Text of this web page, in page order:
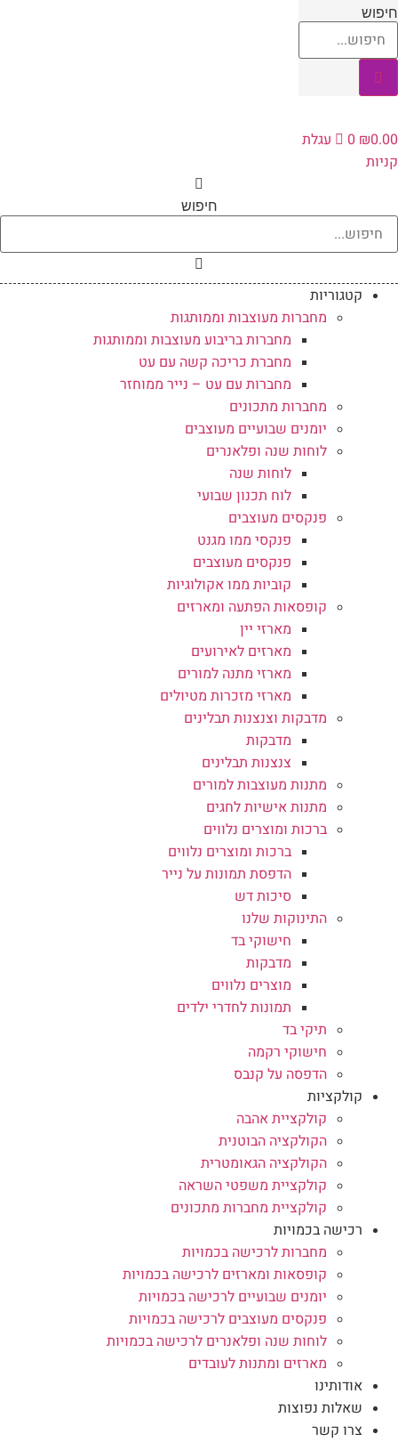
₪
0
עגלת
חיפוש
קטגוריות
מחברות מעוצבות וממותגות
מחברות בריבוע מעוצבות וממותגות
מחברת כריכה קשה עם עט
מחברות עם עט – נייר ממוחזר
מחברות מתכונים
יומנים שבועיים מעוצבים
לוחות שנה ופלאנרים
לוחות שנה
לוח תכנון שבועי
פנקסים מעוצבים
פנקסי ממו מגנט
פנקסים מעוצבים
קוביות ממו אקולוגיות
קופסאות הפתעה ומארזים
מארזי יין
מארזים לאירועים
מארזי מתנה למורים
מארזי מזכרות מטיולים
מדבקות וצנצנות תבלינים
מדבקות
צנצנות תבלינים
מתנות מעוצבות למורים
מתנות אישיות לחגים
ברכות ומוצרים נלווים
ברכות ומוצרים נלווים
הדפסת תמונות על נייר
סיכות דש
התינוקות שלנו
חישוקי בד
מדבקות
מוצרים נלווים
תמונות לחדרי ילדים
תיקי בד
חישוקי רקמה
הדפסה על קנבס
קולקציות
קולקציית אהבה
הקולקציה הבוטנית
הקולקציה הגאומטרית
קולקציית משפטי השראה
קולקציית מחברות מתכונים
רכישה בכמויות
מחברות לרכישה בכמויות
קופסאות ומארזים לרכישה בכמויות
יומנים שבועיים לרכישה בכמויות
פנקסים מעוצבים לרכישה בכמויות
לוחות שנה ופלאנרים לרכישה בכמויות
מארזים ומתנות לעובדים
אודותינו
שאלות נפוצות
צרו קשר